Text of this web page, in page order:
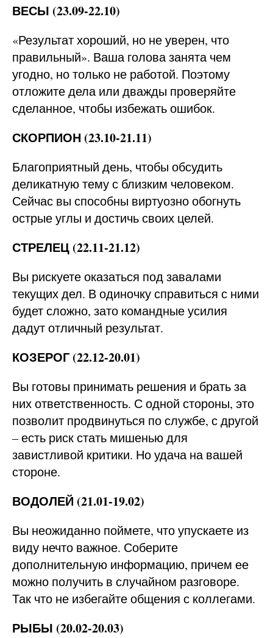
ВЕСЫ (23.09-22.10)
«Результат хороший, но не уверен, что
правильный». Ваша голова занята чем
угодно, но только не работой. Поэтому
отложите дела или дважды проверяйте
сделанное, чтобы избежать ошибок.
СКОРПИОН (23.10-21.11)
Благоприятный день, чтобы обсудить
деликатную тему с близким человеком.
Сейчас вы способны виртуозно обогнуть
острые углы и достичь своих целей.
СТРЕЛЕЦ (22.11-21.12)
Вы рискуете оказаться под завалами
текущих дел. В одиночку справиться с ними
будет сложно, зато командные усилия
дадут отличный результат.
КОЗЕРОГ (22.12-20.01)
Вы готовы принимать решения и брать за
них ответственность. С одной стороны, это
позволит продвинуться по службе, с другой
– есть риск стать мишенью для
завистливой критики. Но удача на вашей
стороне.
ВОДОЛЕЙ (21.01-19.02)
Вы неожиданно поймете, что упускаете из
виду нечто важное. Соберите
дополнительную информацию, причем ее
можно получить в случайном разговоре.
Так что не избегайте общения с коллегами.
РЫБЫ (20.02-20.03)